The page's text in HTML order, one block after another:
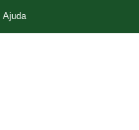
Ajuda